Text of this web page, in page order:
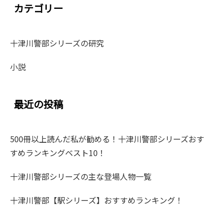
カテゴリー
十津川警部シリーズの研究
小説
最近の投稿
500冊以上読んだ私が勧める！十津川警部シリーズおす
すめランキングベスト10！
十津川警部シリーズの主な登場人物一覧
十津川警部【駅シリーズ】おすすめランキング！